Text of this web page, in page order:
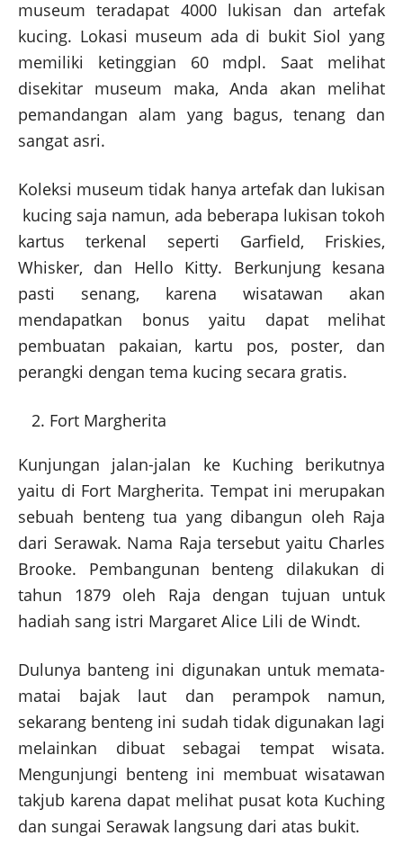
museum teradapat 4000 lukisan dan artefak
kucing. Lokasi museum ada di bukit Siol yang
memiliki ketinggian 60 mdpl. Saat melihat
disekitar museum maka, Anda akan melihat
pemandangan alam yang bagus, tenang dan
sangat asri.
Koleksi museum tidak hanya artefak dan lukisan
kucing saja namun, ada beberapa lukisan tokoh
kartus terkenal seperti Garfield, Friskies,
Whisker, dan Hello Kitty. Berkunjung kesana
pasti senang, karena wisatawan akan
mendapatkan bonus yaitu dapat melihat
pembuatan pakaian, kartu pos, poster, dan
perangki dengan tema kucing secara gratis.
Fort Margherita
Kunjungan jalan-jalan ke Kuching berikutnya
yaitu di Fort Margherita. Tempat ini merupakan
sebuah benteng tua yang dibangun oleh Raja
dari Serawak. Nama Raja tersebut yaitu Charles
Brooke. Pembangunan benteng dilakukan di
tahun 1879 oleh Raja dengan tujuan untuk
hadiah sang istri Margaret Alice Lili de Windt.
Dulunya banteng ini digunakan untuk memata-
matai bajak laut dan perampok namun,
sekarang benteng ini sudah tidak digunakan lagi
melainkan dibuat sebagai tempat wisata.
Mengunjungi benteng ini membuat wisatawan
takjub karena dapat melihat pusat kota Kuching
dan sungai Serawak langsung dari atas bukit.